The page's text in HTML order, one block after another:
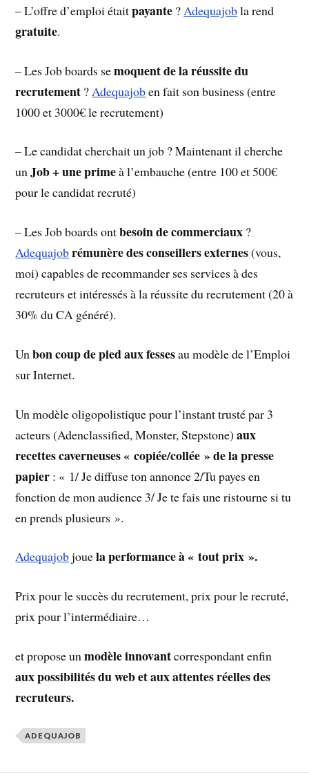
– L’offre d’emploi étaitpayante ?Adequajobla rend
gratuite.
– Les Job boards semoquent de la réussite du
recrutement ? Adequajoben fait son business (entre
1000 et 3000€ le recrutement)
– Le candidat cherchait un job ? Maintenant il cherche
unJob + une primeà l’embauche (entre 100 et 500€
pour le candidat recruté)
– Les Job boards ontbesoin de commerciaux ?
Adequajobrémunère des conseillers externes(vous,
moi) capables de recommander ses services à des
recruteurs et intéressés à la réussite du recrutement (20 à
30% du CA généré).
Unbon coup de pied aux fessesau modèle de l’Emploi
sur Internet.
Un modèle oligopolistique pour l’instant trusté par 3
acteurs (Adenclassified, Monster, Stepstone)aux
recettes caverneuses « copiée/collée » de la presse
papier : « 1/ Je diffuse ton annonce 2/Tu payes en
fonction de mon audience 3/ Je te fais une ristourne si tu
en prends plusieurs ».
Adequajobjouela performance à « tout prix ».
Prix pour le succès du recrutement, prix pour le recruté,
prix pour l’intermédiaire…
et propose unmodèle innovantcorrespondant enfin
aux possibilités du web et aux attentes réelles des
recruteurs.
ADEQUAJOB